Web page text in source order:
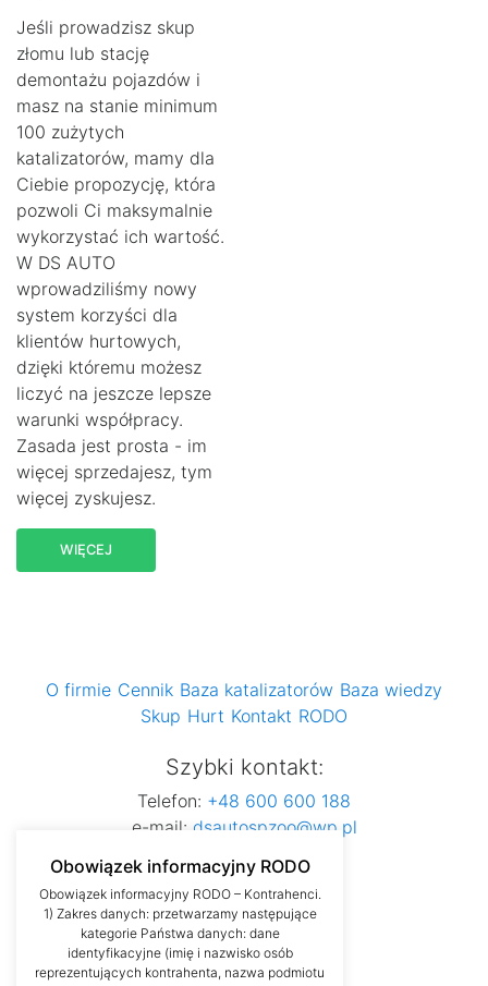
Jeśli prowadzisz skup
złomu lub stację
demontażu pojazdów i
masz na stanie minimum
100 zużytych
katalizatorów, mamy dla
Ciebie propozycję, która
pozwoli Ci maksymalnie
wykorzystać ich wartość.
W DS AUTO
wprowadziliśmy nowy
system korzyści dla
klientów hurtowych,
dzięki któremu możesz
liczyć na jeszcze lepsze
warunki współpracy.
Zasada jest prosta - im
więcej sprzedajesz, tym
więcej zyskujesz.
WIĘCEJ
O firmie Cennik Baza katalizatorów Baza wiedzy
Skup Hurt Kontakt RODO
Szybki kontakt:
Telefon: +48 600 600 188
e-mail: dsautospzoo@wp.pl
Obowiązek informacyjny RODO
Obowiązek informacyjny RODO – Kontrahenci.
1) Zakres danych: przetwarzamy następujące
kategorie Państwa danych: dane
identyfikacyjne (imię i nazwisko osób
reprezentujących kontrahenta, nazwa podmiotu